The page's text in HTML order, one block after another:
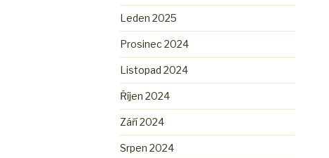
Leden 2025
Prosinec 2024
Listopad 2024
Říjen 2024
Září 2024
Srpen 2024